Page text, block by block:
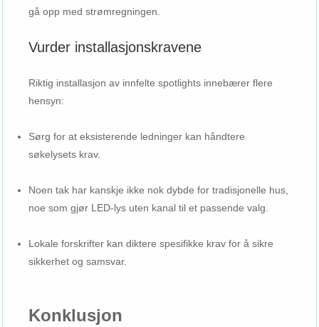
gå opp med strømregningen.
Vurder installasjonskravene
Riktig installasjon av innfelte spotlights innebærer flere
hensyn:
Sørg for at eksisterende ledninger kan håndtere
søkelysets krav.
Noen tak har kanskje ikke nok dybde for tradisjonelle hus,
noe som gjør LED-lys uten kanal til et passende valg.
Lokale forskrifter kan diktere spesifikke krav for å sikre
sikkerhet og samsvar.
Konklusjon